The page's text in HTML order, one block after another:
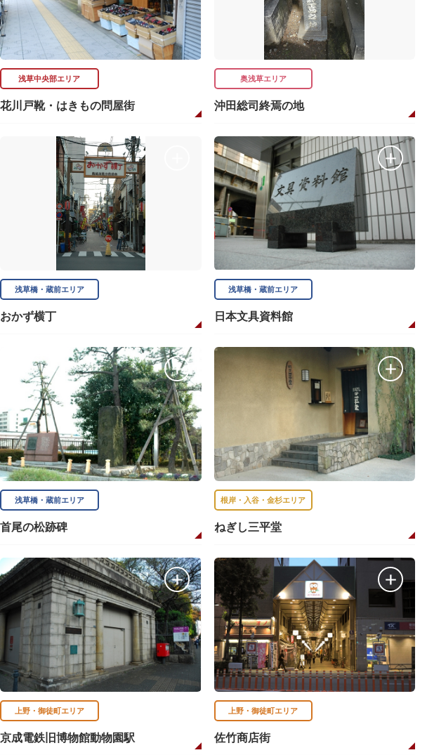
浅草中央部エリア
花川戸靴・はきもの問屋街
奥浅草エリア
沖田総司終焉の地
浅草橋・蔵前エリア
おかず横丁
浅草橋・蔵前エリア
日本文具資料館
浅草橋・蔵前エリア
首尾の松跡碑
根岸・入谷・金杉エリア
ねぎし三平堂
上野・御徒町エリア
京成電鉄旧博物館動物園駅
上野・御徒町エリア
佐竹商店街